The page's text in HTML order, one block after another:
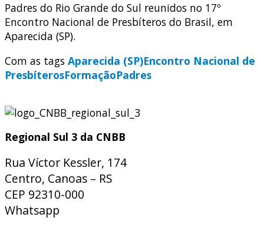
Padres do Rio Grande do Sul reunidos no 17º
Encontro Nacional de Presbíteros do Brasil, em
Aparecida (SP).
Com as tags Aparecida (SP)Encontro Nacional de
PresbíterosFormaçãoPadres
Regional Sul 3 da CNBB
Rua Víctor Kessler, 174
Centro, Canoas – RS
CEP 92310-000
Whatsapp